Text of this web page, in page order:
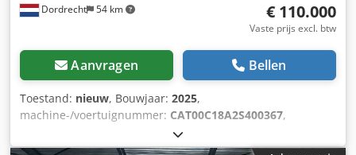
Dordrecht 54 km € 110.000
Vaste prijs excl. btw
Aanvragen Bellen
Toestand: nieuw, Bouwjaar: 2025,
machine-/voertuignummer: CAT00C18A2S400367,
, motorfabrikant:
Toepassing: Bouw Leeggewicht: 5.952 kg